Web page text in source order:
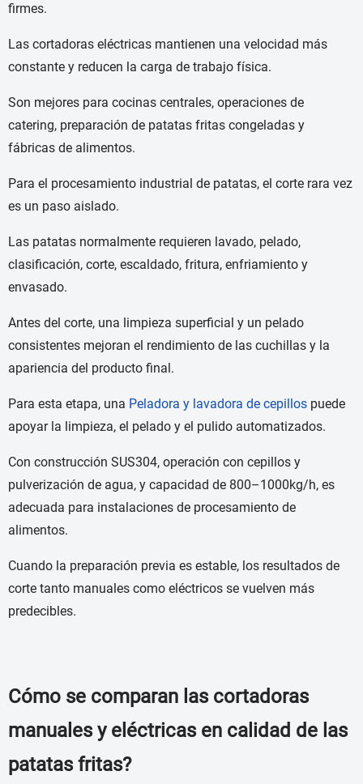
firmes.
Las cortadoras eléctricas mantienen una velocidad más
constante y reducen la carga de trabajo física.
Son mejores para cocinas centrales, operaciones de
catering, preparación de patatas fritas congeladas y
fábricas de alimentos.
Para el procesamiento industrial de patatas, el corte rara vez
es un paso aislado.
Las patatas normalmente requieren lavado, pelado,
clasificación, corte, escaldado, fritura, enfriamiento y
envasado.
Antes del corte, una limpieza superficial y un pelado
consistentes mejoran el rendimiento de las cuchillas y la
apariencia del producto final.
Para esta etapa, una Peladora y lavadora de cepillos puede
apoyar la limpieza, el pelado y el pulido automatizados.
Con construcción SUS304, operación con cepillos y
pulverización de agua, y capacidad de 800–1000kg/h, es
adecuada para instalaciones de procesamiento de
alimentos.
Cuando la preparación previa es estable, los resultados de
corte tanto manuales como eléctricos se vuelven más
predecibles.
Cómo se comparan las cortadoras
manuales y eléctricas en calidad de las
patatas fritas?